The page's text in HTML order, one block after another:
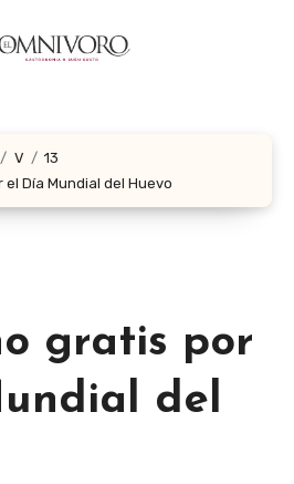
V
13
Día Mundial del Huevo
gratis por
del